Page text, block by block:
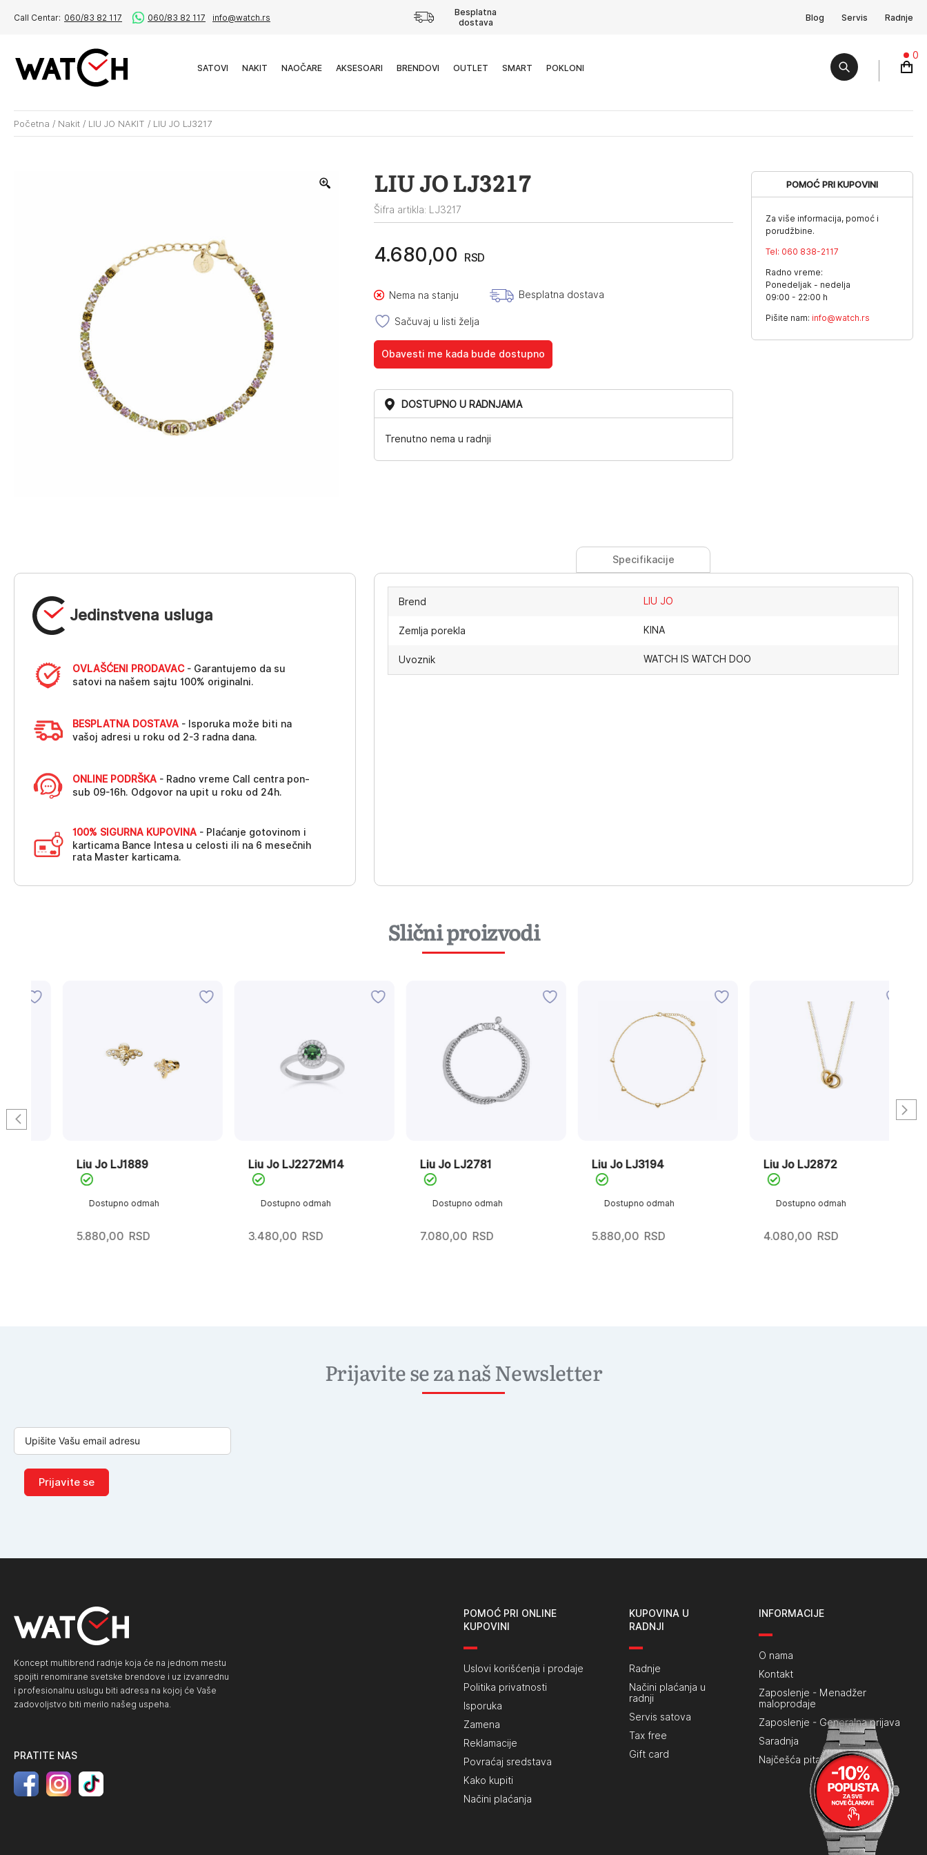
Call Centar: 060/83 82 117 060/83 82 117 info@watch.rs
Besplatna
dostava
Blog Servis Radnje
SATOVI NAKIT NAOČARE AKSESOARI BRENDOVI OUTLET SMART POKLONI
0
Početna / Nakit / LIU JO NAKIT / LIU JO LJ3217
LIU JO LJ3217
Šifra artikla: LJ3217
4.680,00 RSD
Nema na stanju Besplatna dostava
Sačuvaj u listi želja
Obavesti me kada bude dostupno
DOSTUPNO U RADNJAMA
Trenutno nema u radnji
POMOĆ PRI KUPOVINI
Za više informacija, pomoć i
porudžbine.
Tel: 060 838-2117
Radno vreme:
Ponedeljak - nedelja
09:00 - 22:00 h
Pišite nam: info@watch.rs
Jedinstvena usluga
OVLAŠĆENI PRODAVAC- Garantujemo da su
satovi na našem sajtu 100% originalni.
BESPLATNA DOSTAVA - Isporuka može biti na
vašoj adresi u roku od 2-3 radna dana.
ONLINE PODRŠKA - Radno vreme Call centra pon-
sub 09-16h. Odgovor na upit u roku od 24h.
100% SIGURNA KUPOVINA - Plaćanje gotovinom i
karticama Bance Intesa u celosti ili na 6 mesečnih
rata Master karticama.
Specifikacije
Brend LIU JO
Zemlja porekla KINA
Uvoznik WATCH IS WATCH DOO
Slični proizvodi
Dostupno odmah
Liu Jo LJ1889
5.880,00 RSD
Dostupno odmah
Liu Jo LJ2272M14
3.480,00 RSD
Dostupno odmah
Liu Jo LJ2781
7.080,00 RSD
Dostupno odmah
Liu Jo LJ3194
5.880,00 RSD
Dostupno odmah
Liu Jo LJ2872
4.080,00 RSD
Prijavite se za naš Newsletter
Prijavite se
Koncept multibrend radnje koja će na jednom mestu
spojiti renomirane svetske brendove i uz izvanrednu
i profesionalnu uslugu biti adresa na kojoj će Vaše
zadovoljstvo biti merilo našeg uspeha.
PRATITE NAS
POMOĆ PRI ONLINE
KUPOVINI
Uslovi korišćenja i prodaje
Politika privatnosti
Isporuka
Zamena
Reklamacije
Povraćaj sredstava
Kako kupiti
Načini plaćanja
KUPOVINA U
RADNJI
Radnje
Načini plaćanja u
radnji
Servis satova
Tax free
Gift card
INFORMACIJE
O nama
Kontakt
Zaposlenje - Menadžer
maloprodaje
Zaposlenje - Generalna prijava
Saradnja
Najčešća pitanja